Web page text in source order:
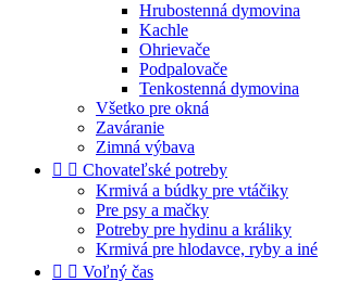
Hrubostenná dymovina
Kachle
Ohrievače
Podpalovače
Tenkostenná dymovina
Všetko pre okná
Zaváranie
Zimná výbava
  Chovateľské potreby
Krmivá a búdky pre vtáčiky
Pre psy a mačky
Potreby pre hydinu a králiky
Krmivá pre hlodavce, ryby a iné
  Voľný čas